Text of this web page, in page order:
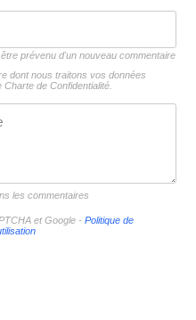
prévenu d'un nouveau commentaire
dont nous traitons vos données
Charte de Confidentialité.
les commentaires
et Google - Politique de